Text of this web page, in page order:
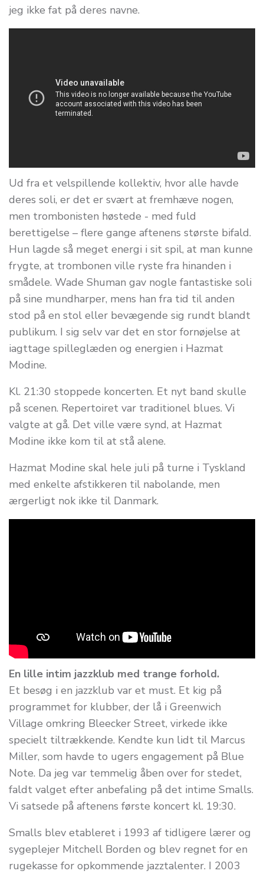
jeg ikke fat på deres navne.
Ud fra et velspillende kollektiv, hvor alle havde
deres soli, er det er svært at fremhæve nogen,
men trombonisten høstede - med fuld
berettigelse – flere gange aftenens største bifald.
Hun lagde så meget energi i sit spil, at man kunne
frygte, at trombonen ville ryste fra hinanden i
smådele. Wade Shuman gav nogle fantastiske soli
på sine mundharper, mens han fra tid til anden
stod på en stol eller bevægende sig rundt blandt
publikum. I sig selv var det en stor fornøjelse at
iagttage spilleglæden og energien i Hazmat
Modine.
Kl. 21:30 stoppede koncerten. Et nyt band skulle
på scenen. Repertoiret var traditionel blues. Vi
valgte at gå. Det ville være synd, at Hazmat
Modine ikke kom til at stå alene.
Hazmat Modine skal hele juli på turne i Tyskland
med enkelte afstikkeren til nabolande, men
ærgerligt nok ikke til Danmark.
En lille intim jazzklub med trange forhold.
Et besøg i en jazzklub var et must. Et kig på
programmet for klubber, der lå i Greenwich
Village omkring Bleecker Street, virkede ikke
specielt tiltrækkende. Kendte kun lidt til Marcus
Miller, som havde to ugers engagement på Blue
Note. Da jeg var temmelig åben over for stedet,
faldt valget efter anbefaling på det intime Smalls.
Vi satsede på aftenens første koncert kl. 19:30.
Smalls blev etableret i 1993 af tidligere lærer og
sygeplejer Mitchell Borden og blev regnet for en
rugekasse for opkommende jazztalenter. I 2003